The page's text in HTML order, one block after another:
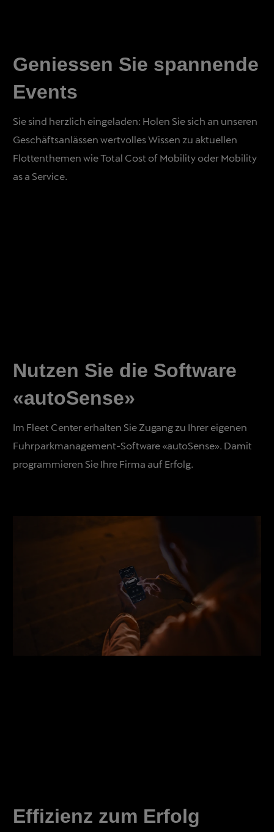
Geniessen Sie spannende
Events
Sie sind herzlich eingeladen: Holen Sie sich an unseren
Geschäftsanlässen wertvolles Wissen zu aktuellen
Flottenthemen wie Total Cost of Mobility oder Mobility
as a Service.
Nutzen Sie die Software
«autoSense»
Im Fleet Center erhalten Sie Zugang zu Ihrer eigenen
Fuhrparkmanagement-Software «autoSense». Damit
programmieren Sie Ihre Firma auf Erfolg.
Effizienz zum Erfolg